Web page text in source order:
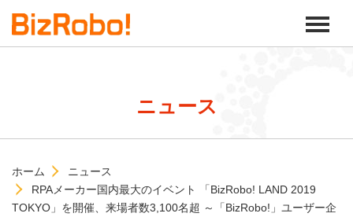
ニュース
ホーム
ニュース
RPAメーカー国内最大のイベント 「BizRobo! LAND 2019
TOKYO」を開催、来場者数3,100名超 ～「BizRobo!」ユーザー企